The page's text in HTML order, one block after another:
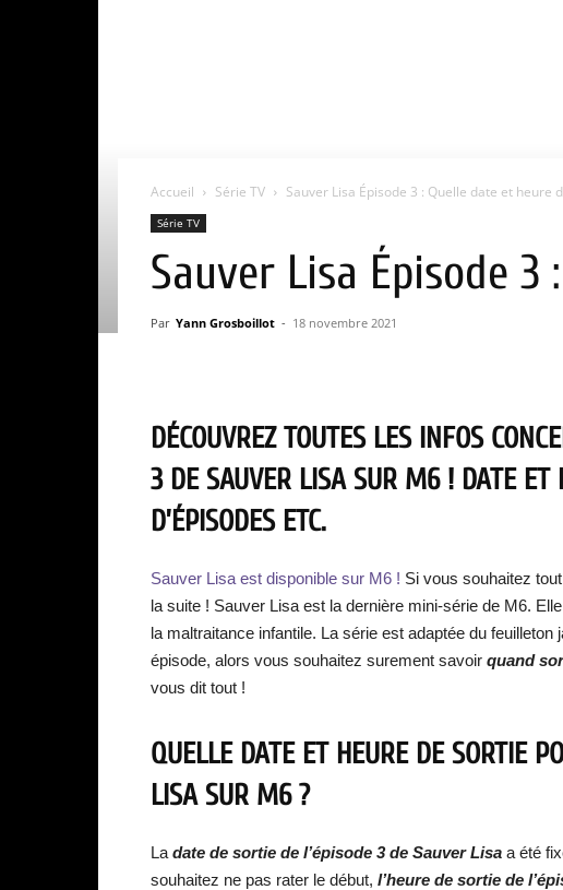
Accueil Série TV Sauver Lisa Épisode 3 : Quelle date et heure
Série TV
Sauver Lisa Épisode
Par Yann Grosboillot - 18 novembre 2021
DÉCOUVREZ TOUTES LES INFOS
3 DE SAUVER LISA SUR M6 ! DATE ET
D’ÉPISODES ETC.
Sauver Lisa est disponible sur M6 ! Si vous souhaitez
la suite ! Sauver Lisa est la dernière mini-série de M6.
la maltraitance infantile. La série est adaptée du
épisode, alors vous souhaitez surement savoir quand
vous dit tout !
QUELLE DATE ET HEURE DE SORTIE
LISA SUR M6 ?
La date de sortie de l’épisode 3 de Sauver Lisa a été
souhaitez ne pas rater le début, l’heure de sortie de